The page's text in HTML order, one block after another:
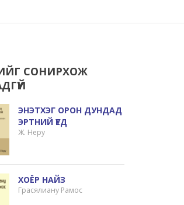
СОНИРХОЖ
ЭНЭТХЭГ ОРОН ДУНДАД
ЭРТНИЙ ҮЕД
Ж. Неру
ХОЁР НАЙЗ
Грасялиану Рамос